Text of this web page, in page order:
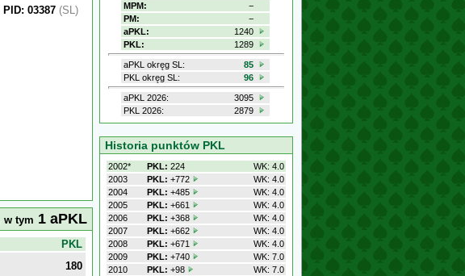
PID: 03387 (SL)
w tym 1 aPKL
PKL
180
MPM:
−
PM:
−
aPKL:
1240
PKL:
1289
aPKL okręg SL:
85
PKL okręg SL:
96
aPKL 2026:
3095
PKL 2026:
2879
Historia punktów PKL
2002* PKL: 224
WK: 4.0
2003
PKL: +772
WK: 4.0
2004
PKL: +485
WK: 4.0
2005
PKL: +661
WK: 4.0
2006
PKL: +368
WK: 4.0
2007
PKL: +662
WK: 4.0
2008
PKL: +671
WK: 4.0
2009
PKL: +740
WK: 7.0
2010
PKL: +98
WK: 7.0